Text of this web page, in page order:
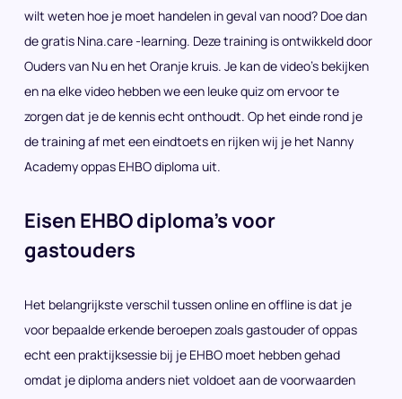
wilt weten hoe je moet handelen in geval van nood? Doe dan
de gratis Nina.care -learning. Deze training is ontwikkeld door
Ouders van Nu en het Oranje kruis. Je kan de video’s bekijken
en na elke video hebben we een leuke quiz om ervoor te
zorgen dat je de kennis echt onthoudt. Op het einde rond je
de training af met een eindtoets en rijken wij je het Nanny
Academy oppas EHBO diploma uit.
Eisen EHBO diploma’s voor
gastouders
Het belangrijkste verschil tussen online en offline is dat je
voor bepaalde erkende beroepen zoals gastouder of oppas
echt een praktijksessie bij je EHBO moet hebben gehad
omdat je diploma anders niet voldoet aan de voorwaarden